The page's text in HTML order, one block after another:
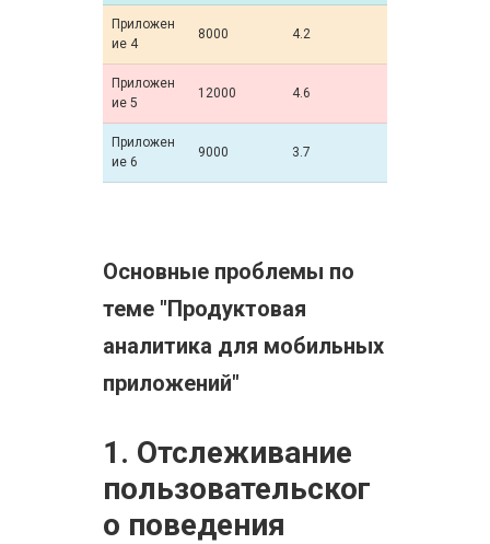
Приложен
ие 4
8000 4.2
Приложен
ие 5
12000 4.6
Приложен
ие 6
9000 3.7
Основные проблемы по
теме "Продуктовая
аналитика для мобильных
приложений"
1. Отслеживание
пользовательског
о поведения